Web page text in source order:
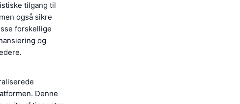
tilgang til
også sikre
forskellige
og
Denne